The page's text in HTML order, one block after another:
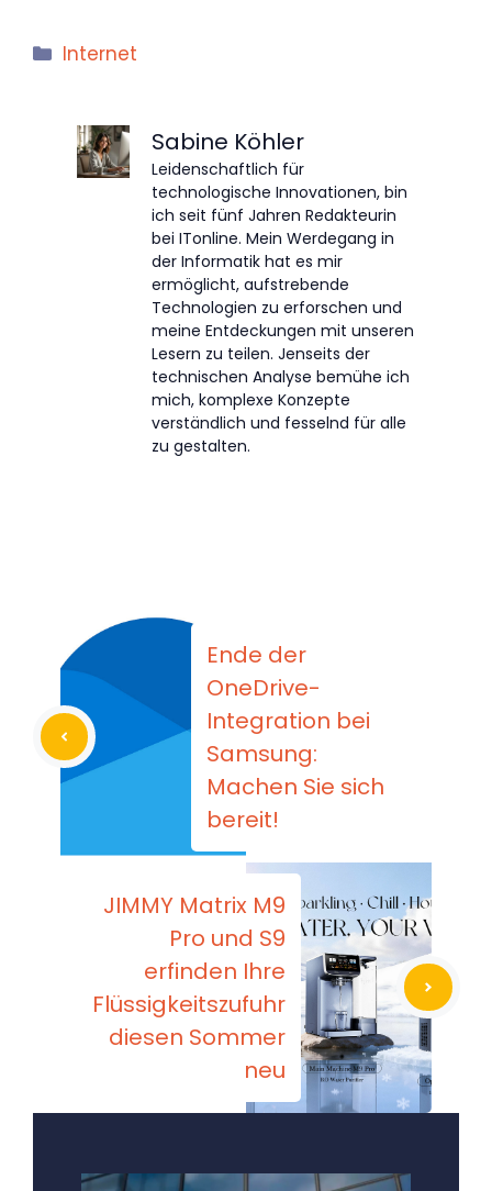
Kategorien
Internet
Sabine Köhler
Leidenschaftlich für
technologische Innovationen, bin
ich seit fünf Jahren Redakteurin
bei ITonline. Mein Werdegang in
der Informatik hat es mir
ermöglicht, aufstrebende
Technologien zu erforschen und
meine Entdeckungen mit unseren
Lesern zu teilen. Jenseits der
technischen Analyse bemühe ich
mich, komplexe Konzepte
verständlich und fesselnd für alle
zu gestalten.
Ende der
OneDrive-
Integration bei
Samsung:
Machen Sie sich
bereit!
JIMMY Matrix M9
Pro und S9
erfinden Ihre
Flüssigkeitszufuhr
diesen Sommer
neu